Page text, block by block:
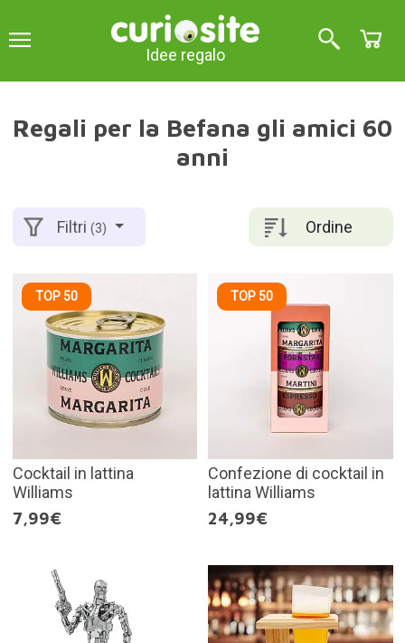
Idee regalo
Regali per la Befana gli amici 60
anni
Ordine
Filtri(3)
TOP 50
Cocktail in lattina
Williams
7,99€
TOP 50
Confezione di cocktail in
lattina Williams
24,99€